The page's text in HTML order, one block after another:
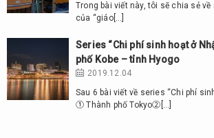
Trong bài viết này, tôi sẽ chia sẻ
của “giáo[…]
Series “Chi phí sinh hoạt ở
phố Kobe – tỉnh Hyogo
2019.12.04
Sau 6 bài viết về series “Chi phí
① Thành phố Tokyo②[…]